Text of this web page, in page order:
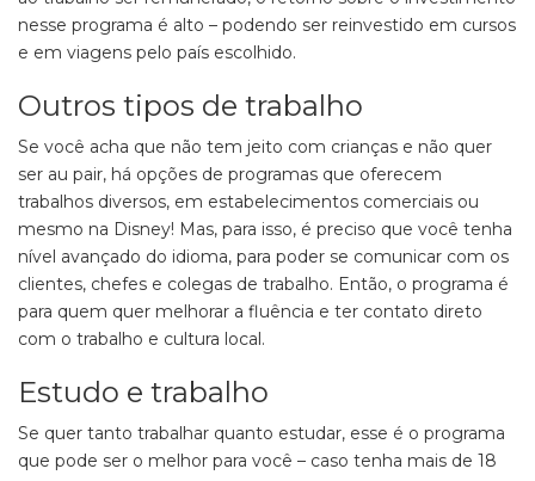
nesse programa é alto – podendo ser reinvestido em cursos
e em viagens pelo país escolhido.
Outros tipos de trabalho
Se você acha que não tem jeito com crianças e não quer
ser au pair, há opções de programas que oferecem
trabalhos diversos, em estabelecimentos comerciais ou
mesmo na Disney! Mas, para isso, é preciso que você tenha
nível avançado do idioma, para poder se comunicar com os
clientes, chefes e colegas de trabalho. Então, o programa é
para quem quer melhorar a fluência e ter contato direto
com o trabalho e cultura local.
Estudo e trabalho
Se quer tanto trabalhar quanto estudar, esse é o programa
que pode ser o melhor para você – caso tenha mais de 18